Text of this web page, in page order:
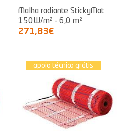
Malha radiante StickyMat
150W/m² - 6,0 m²
271,83€
apoio técnico grátis